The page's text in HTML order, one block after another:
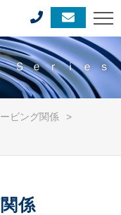
Ｓｅｒｉｅｓ
ビング関係
係